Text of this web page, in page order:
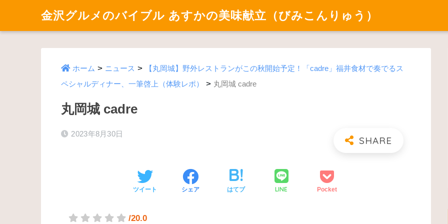
金沢グルメのバイブル あすかの美味献立（びみこんりゅう）
ホーム > ニュース >
【丸岡城】野外レストランがこの秋開始予定！「cadre」福井食材で奏でるス
ペシャルディナー、一筆啓上（体験レポ）
> 丸岡城 cadre
丸岡城 cadre
2023年8月30日
ツイート シェア はてブ LINE Pocket
/20.0